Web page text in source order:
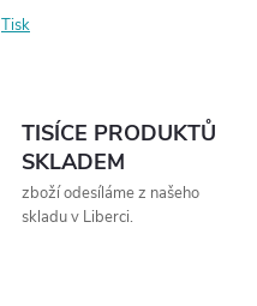
Tisk
TISÍCE PRODUKTŮ
SKLADEM
zboží odesíláme z našeho
skladu v Liberci.